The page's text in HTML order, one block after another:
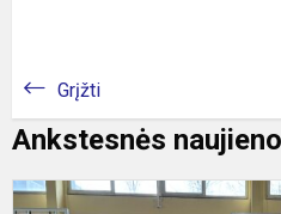
Grįžti
Ankstesnės